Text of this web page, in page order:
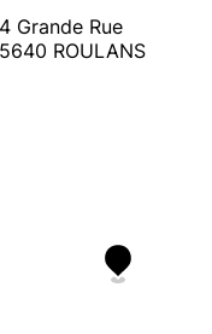
Grande Rue
ROULANS